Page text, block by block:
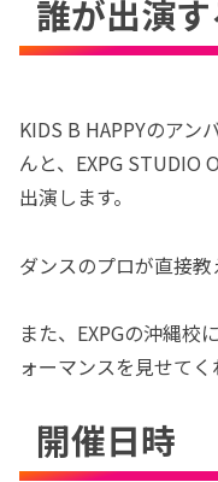
誰が出演す
KIDS B HAPPYのアン
んと、EXPG STUDIO
出演します。
ダンスのプロが直接
また、EXPGの沖縄校
ォーマンスを見せて
開催日時